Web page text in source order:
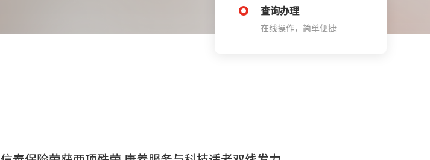
查询办理
在线操作，简单便捷